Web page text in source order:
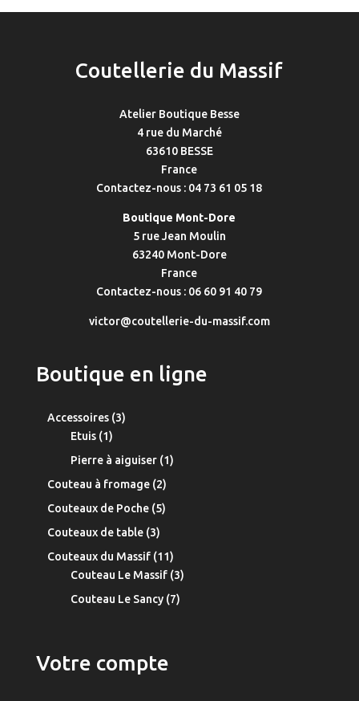
Coutellerie du Massif
Atelier Boutique Besse
4 rue du Marché
63610 BESSE
France
Contactez-nous : 04 73 61 05 18
Boutique Mont-Dore
5 rue Jean Moulin
63240 Mont-Dore
France
Contactez-nous : 06 60 91 40 79
victor@coutellerie-du-massif.com
Boutique en ligne
Accessoires 33
Etuis 11
produit
Pierre à aiguiser 11
Couteau à fromage 22
produits
Couteaux de Poche 55
Couteaux de table 33
produits
Couteaux du Massif 1111
produits
Couteau Le Massif 33
Couteau Le Sancy 77
Votre compte